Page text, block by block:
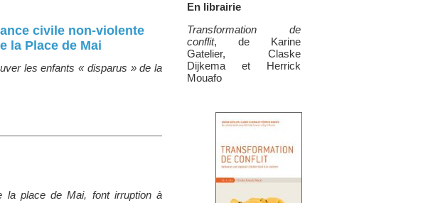
En librairie
Transformation de
conflit, de Karine
Gatelier, Claske
Dijkema et Herrick
Mouafo
civile non-violente
la Place de Mai
les enfants « disparus » de la
la place de Mai, font irruption à